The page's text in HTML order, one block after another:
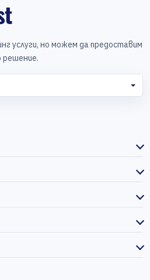
услуги, но можем да предоставим
решение.